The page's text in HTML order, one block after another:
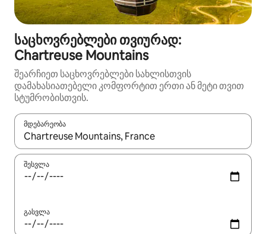
საცხოვრებლები თვიურად:
Chartreuse Mountains
შეარჩიეთ საცხოვრებლები სახლისთვის
დამახასიათებელი კომფორტით ერთი ან მეტი თვით
სტუმრობისთვის.
მდებარეობა
როცა შედეგები ხელმისაწვდომი გახდება, ნავიგაციისთვის
შესვლა
გასვლა